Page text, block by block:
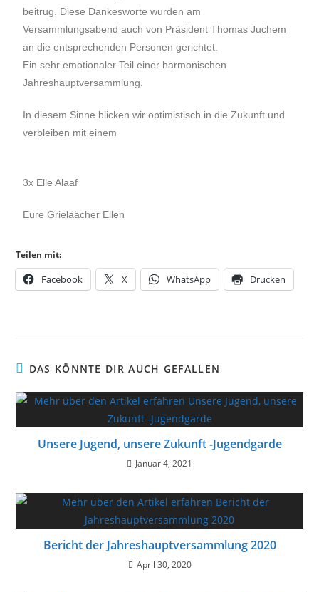
beitrug. Diese Dankesworte wurden am
Versammlungsabend auch von Präsident Thomas Juchem
an die entsprechenden Personen gerichtet.
Ein sehr emotionaler Teil einer harmonischen
Jahreshauptversammlung.
In diesem Sinne blicken wir optimistisch in die Zukunft und
verbleiben mit einem
3x Elle Alaaf
Eure Grieläächer Ellen
Teilen mit:
Facebook X WhatsApp Drucken
DAS KÖNNTE DIR AUCH GEFALLEN
Unsere Jugend, unsere Zukunft -Jugendgarde
Januar 4, 2021
Bericht der Jahreshauptversammlung 2020
April 30, 2020